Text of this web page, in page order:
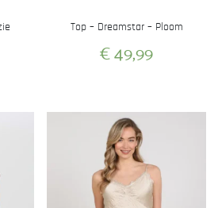
Top – Dreamstar – Ploom
€49,99
heeft
meerdere
variaties.
Deze
optie